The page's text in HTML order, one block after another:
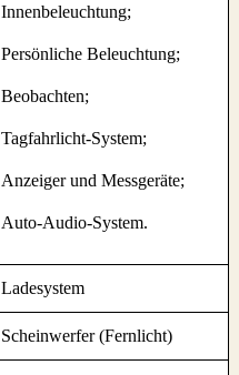
Innenbeleuchtung;
Persönliche Beleuchtung;
Beobachten;
Tagfahrlicht-System;
Anzeiger und Messgeräte;
Auto-Audio-System.
Ladesystem
Scheinwerfer (Fernlicht)